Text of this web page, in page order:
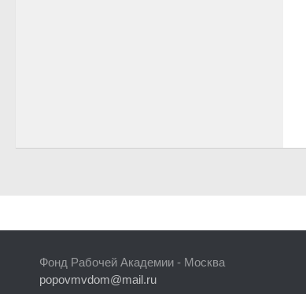
Фонд Рабочей Академии - Москва
popovmvdom@mail.ru